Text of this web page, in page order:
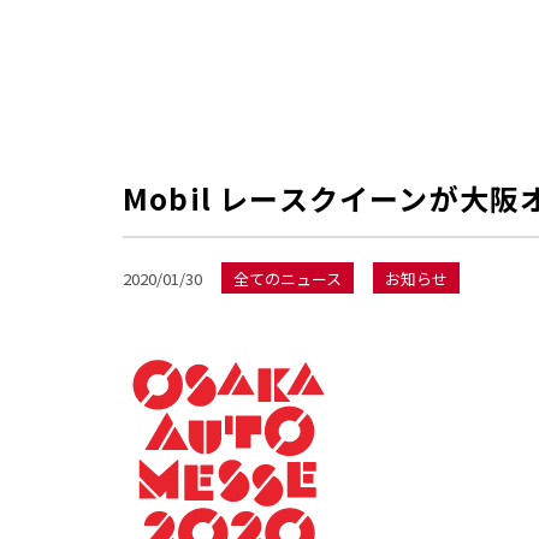
Mobil レースクイーンが大阪
2020/01/30 全てのニュース お知らせ